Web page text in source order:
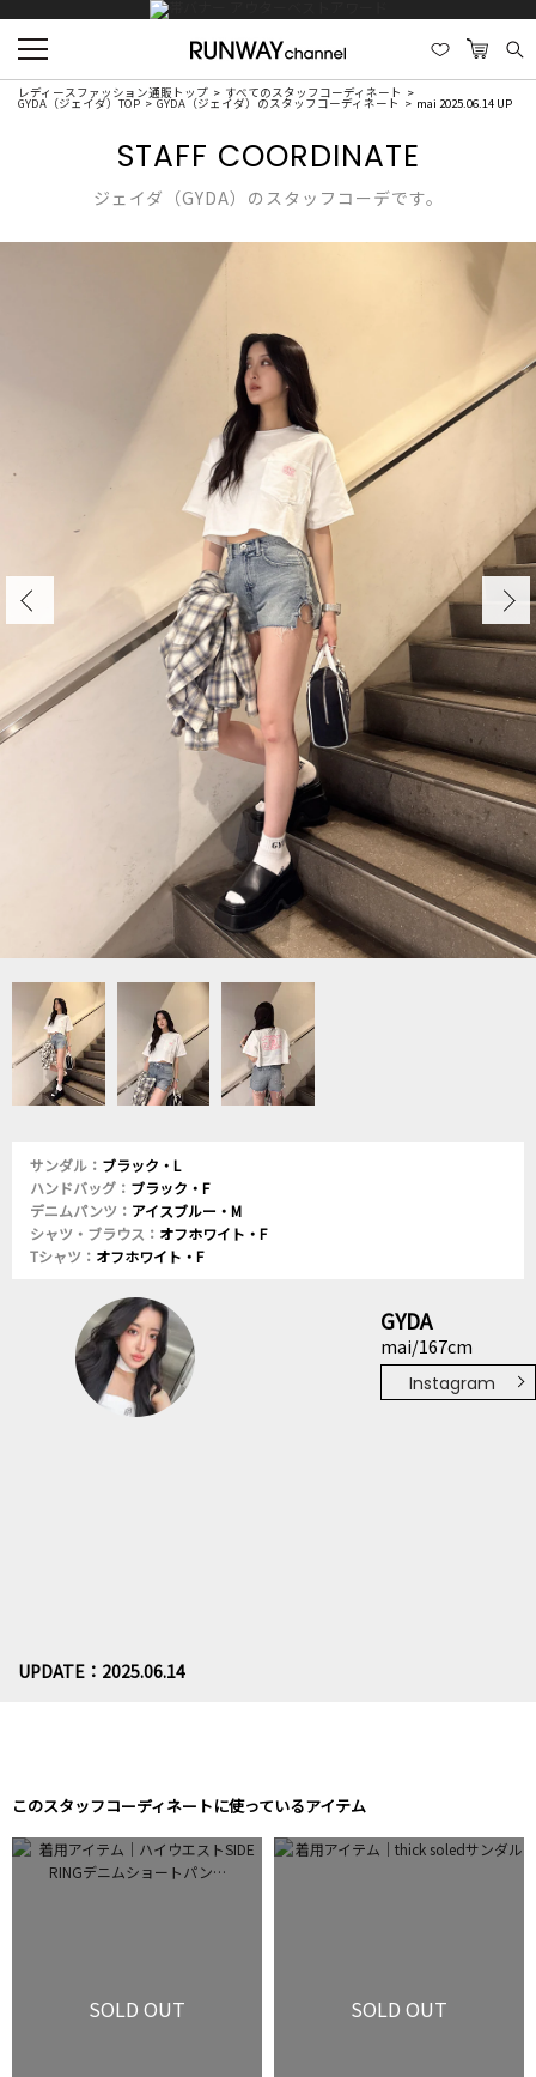
レディースファッション通販トップ すべてのスタッフコーディネート
GYDA（ジェイダ）TOP GYDA（ジェイダ）のスタッフコーディネート mai 2025.06.14 UP
STAFF COORDINATE
ジェイダ（GYDA）のスタッフコーデです。
サンダル： ブラック・L
ハンドバッグ： ブラック・F
デニムパンツ： アイスブルー・M
シャツ・ブラウス： オフホワイト・F
Tシャツ： オフホワイト・F
GYDA
mai/167cm
Instagram
UPDATE：2025.06.14
このスタッフコーディネートに使っているアイテム
SOLD OUT SOLD OUT